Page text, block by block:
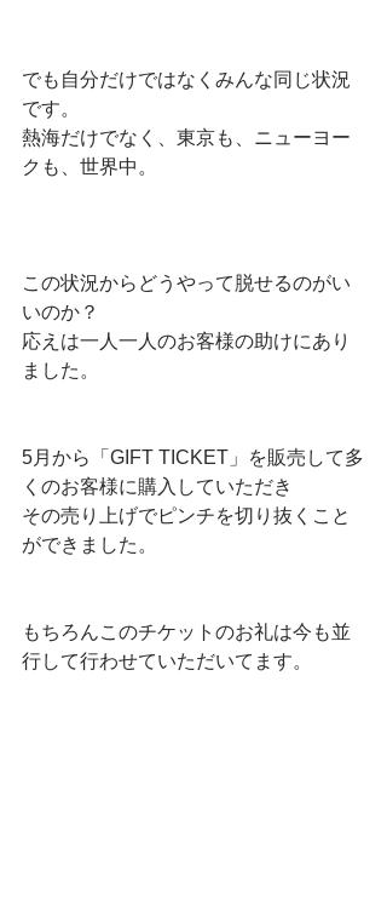
でも自分だけではなくみんな同じ状況
です。
熱海だけでなく、東京も、ニューヨー
クも、世界中。
この状況からどうやって脱せるのがい
いのか？
応えは一人一人のお客様の助けにあり
ました。
5月から「GIFT TICKET」を販売して多
くのお客様に購入していただき
その売り上げでピンチを切り抜くこと
ができました。
もちろんこのチケットのお礼は今も並
行して行わせていただいてます。